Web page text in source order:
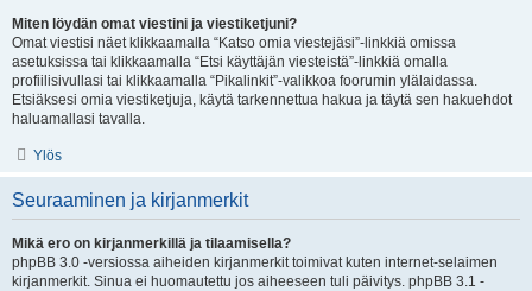
Miten löydän omat viestini ja viestiketjuni?
Omat viestisi näet klikkaamalla “Katso omia viestejäsi”-linkkiä omissa
asetuksissa tai klikkaamalla “Etsi käyttäjän viesteistä”-linkkiä omalla
profiilisivullasi tai klikkaamalla “Pikalinkit”-valikkoa foorumin ylälaidassa.
Etsiäksesi omia viestiketjuja, käytä tarkennettua hakua ja täytä sen hakuehdot
haluamallasi tavalla.
Ylös
Seuraaminen ja kirjanmerkit
Mikä ero on kirjanmerkillä ja tilaamisella?
phpBB 3.0 -versiossa aiheiden kirjanmerkit toimivat kuten internet-selaimen
kirjanmerkit. Sinua ei huomautettu jos aiheeseen tuli päivitys. phpBB 3.1 -